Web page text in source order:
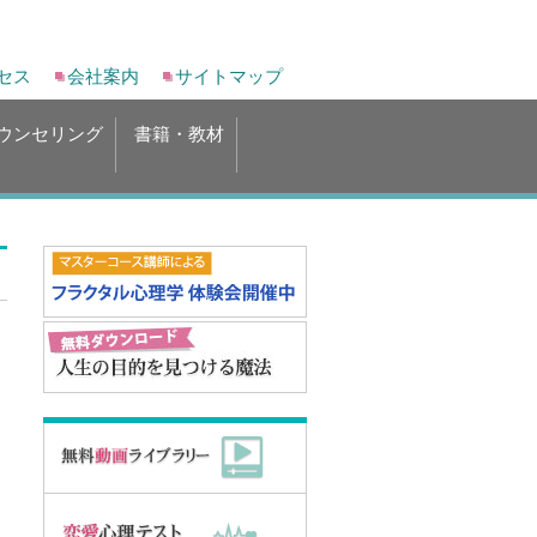
ス 会社案内 サイトマップ
ンセリング 書籍・教材